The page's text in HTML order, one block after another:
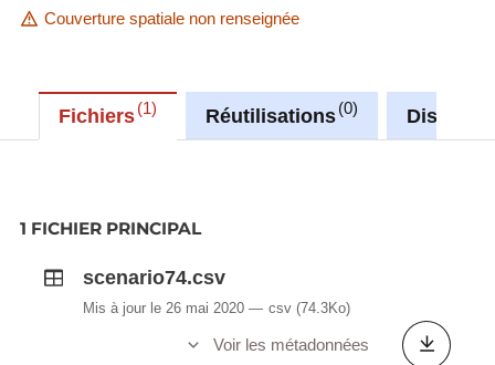
Couverture spatiale non renseignée
Fichiers 1 Réutilisations 0
1 FICHIER PRINCIPAL
scenario74.csv
Mis à jour le 26 mai 2020 csv (74.3Ko)
Voir les métadonnées